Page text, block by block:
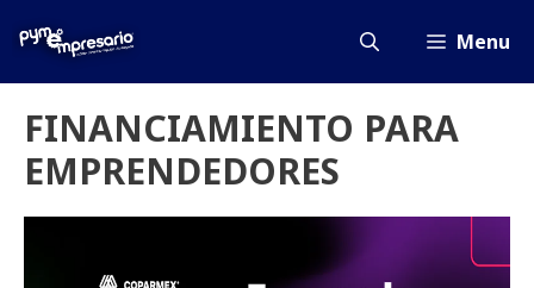
Menu
FINANCIAMIENTO PARA
EMPRENDEDORES